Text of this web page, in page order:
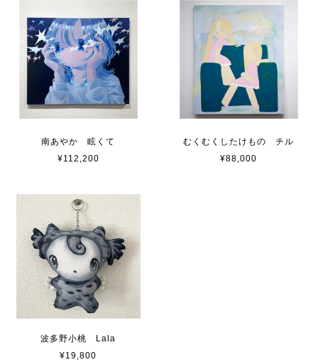
南あやか 眩くて
¥112,200
むくむくしたけもの チル
¥88,000
波多野小桃 Lala
¥19,800